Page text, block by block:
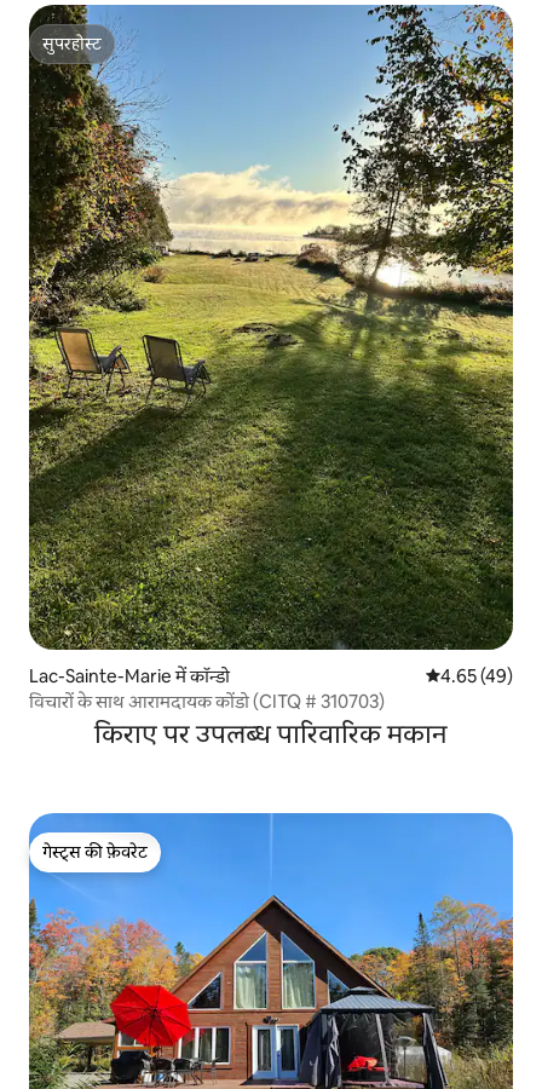
सुपरहोस्ट
सुपरहोस्ट
Lac-Sainte-Marie में कॉन्डो औसत रेटिंग 5 में
4.65 (49)
विचारों के साथ आरामदायक कोंडो (CITQ # 310703)
किराए पर उपलब्ध पारिवारिक मकान
गेस्ट्स की फ़ेवरेट
गेस्ट्स की फ़ेवरेट